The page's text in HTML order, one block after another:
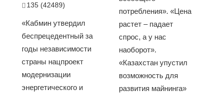
135 (42489)
«Кабмин утвердил
беспрецедентный за
годы независимости
страны нацпроект
модернизации
энергетического и
потребления». «Цена
растет – падает
спрос, а у нас
наоборот».
«Казахстан упустил
возможность для
развития майнинга»